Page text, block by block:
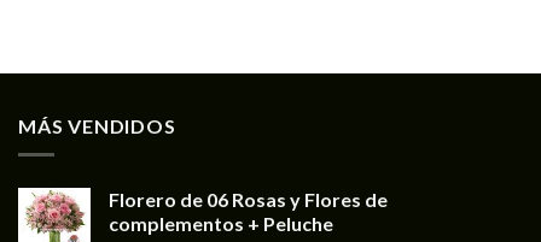
MÁS VENDIDOS
Florero de 06 Rosas y Flores de
complementos + Peluche